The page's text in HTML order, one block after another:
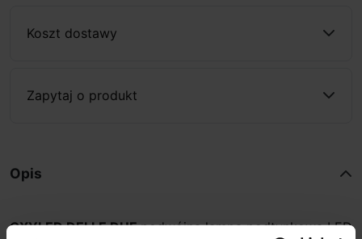
Koszt dostawy
Zapytaj o produkt
Opis
OXYLED DELLE DUEpodwójna lampa podtynkowa LED